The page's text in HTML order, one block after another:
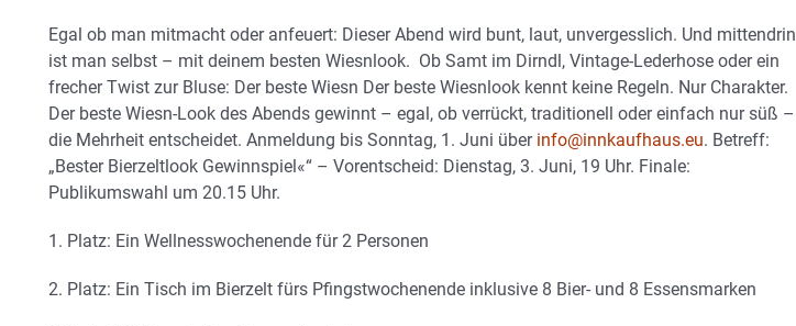
Egal ob man mitmacht oder anfeuert: Dieser Abend wird bunt, laut, unvergesslich. Und mittendrin
ist man selbst – mit deinem besten Wiesnlook. Ob Samt im Dirndl, Vintage-Lederhose oder ein
frecher Twist zur Bluse: Der beste Wiesn Der beste Wiesnlook kennt keine Regeln. Nur Charakter.
Der beste Wiesn-Look des Abends gewinnt – egal, ob verrückt, traditionell oder einfach nur süß –
die Mehrheit entscheidet. Anmeldung bis Sonntag, 1. Juni über info@innkaufhaus.eu. Betreff:
„Bester Bierzeltlook Gewinnspiel«“ – Vorentscheid: Dienstag, 3. Juni, 19 Uhr. Finale:
Publikumswahl um 20.15 Uhr.
1. Platz: Ein Wellnesswochenende für 2 Personen
2. Platz: Ein Tisch im Bierzelt fürs Pfingstwochenende inklusive 8 Bier- und 8 Essensmarken